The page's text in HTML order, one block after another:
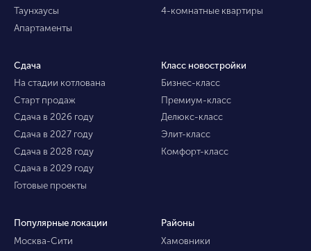
Таунхаусы
Апартаменты
4-комнатные квартиры
Сдача
На стадии котлована
Старт продаж
Сдача в 2026 году
Сдача в 2027 году
Сдача в 2028 году
Сдача в 2029 году
Готовые проекты
Класс новостройки
Бизнес-класс
Премиум-класс
Делюкс-класс
Элит-класс
Комфорт-класс
Популярные локации
Москва-Сити
Районы
Хамовники